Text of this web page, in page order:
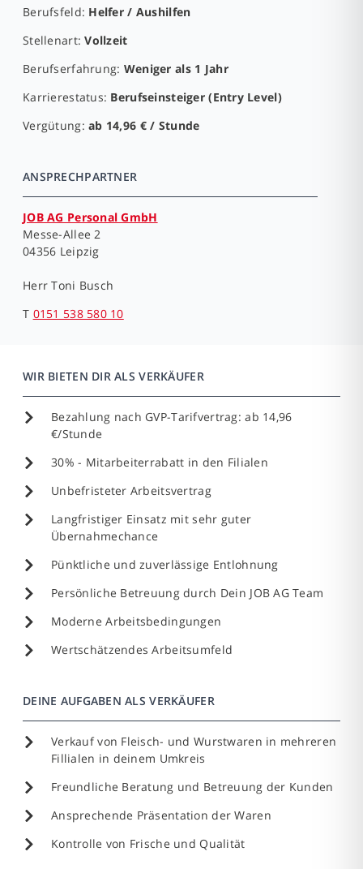
Berufsfeld: Helfer / Aushilfen
Stellenart:Vollzeit
Berufserfahrung: Weniger als 1 Jahr
Karrierestatus: Berufseinsteiger (Entry Level)
Vergütung:ab 14,96 € / Stunde
ANSPRECHPARTNER
JOB AG Personal GmbH
Messe-Allee 2
04356 Leipzig
Herr Toni Busch
T 0151 538 580 10
WIR BIETEN DIR ALS VERKÄUFER
Bezahlung nach GVP-Tarifvertrag: ab 14,96
€/Stunde
30% - Mitarbeiterrabatt in den Filialen
Unbefristeter Arbeitsvertrag
Langfristiger Einsatz mit sehr guter
Übernahmechance
Pünktliche und zuverlässige Entlohnung
Persönliche Betreuung durch Dein JOB AG Team
Moderne Arbeitsbedingungen
Wertschätzendes Arbeitsumfeld
DEINE AUFGABEN ALS VERKÄUFER
Verkauf von Fleisch- und Wurstwaren in mehreren
Fillialen in deinem Umkreis
Freundliche Beratung und Betreuung der Kunden
Ansprechende Präsentation der Waren
Kontrolle von Frische und Qualität